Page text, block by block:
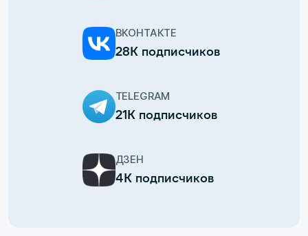
ВКОНТАКТЕ
28К подписчиков
TELEGRAM
21К подписчиков
ДЗЕН
4К подписчиков